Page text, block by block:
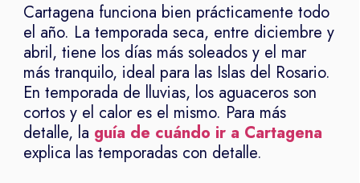
Cartagena funciona bien prácticamente todo
el año. La temporada seca, entre diciembre y
abril, tiene los días más soleados y el mar
más tranquilo, ideal para las Islas del Rosario.
En temporada de lluvias, los aguaceros son
cortos y el calor es el mismo. Para más
detalle, la guía de cuándo ir a Cartagena
explica las temporadas con detalle.